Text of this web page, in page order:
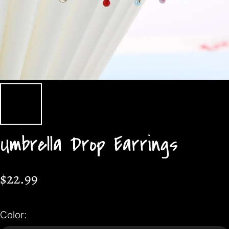
Umbrella Drop Earrings
$22.99
Color: